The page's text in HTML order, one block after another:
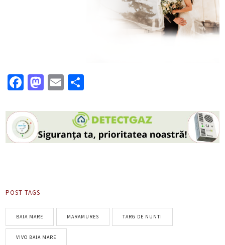
Facebook
Mastodon
Email
POST TAGS
BAIA MARE MARAMURES TARG DE NUNTI
VIVO BAIA MARE